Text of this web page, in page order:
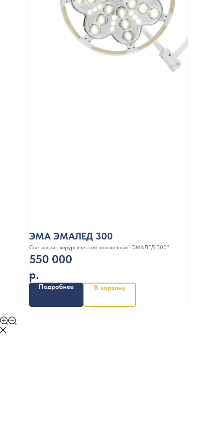
ЭМА ЭМАЛЕД 300
Светильник хирургический потолочный "ЭМАЛЕД 300"
550 000
р.
Подробнее В корзину